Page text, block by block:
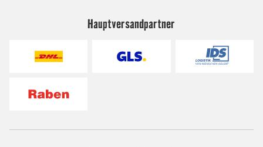
Hauptversandpartner